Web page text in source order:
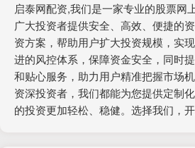
启泰网配资,我们是一家专业的股票网
广大投资者提供安全、高效、便捷的
资方案，帮助用户扩大投资规模，实
进的风控体系，保障资金安全，同时
和贴心服务，助力用户精准把握市场
资深投资者，我们都能为您提供定制
的投资更加轻松、稳健。选择我们，